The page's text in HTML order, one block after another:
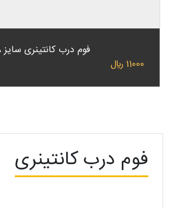
فوم درب کانتینری سایز 58
11000 ﷼
فوم درب کانتینری